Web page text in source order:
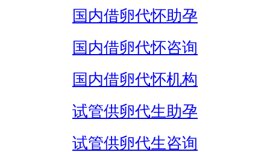
国内借卵代怀助孕
国内借卵代怀咨询
国内借卵代怀机构
试管供卵代生助孕
试管供卵代生咨询